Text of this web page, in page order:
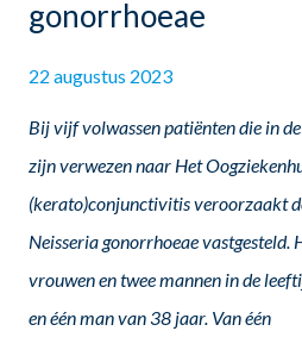
gonorrhoeae
22 augustus 2023
Bij vijf volwassen patiënten die in
zijn verwezen naar Het
(kerato)conjunctivitis veroorzaakt
Neisseria gonorrhoeae vastgesteld.
vrouwen en twee mannen in de
en één man van 38 jaar. Van één